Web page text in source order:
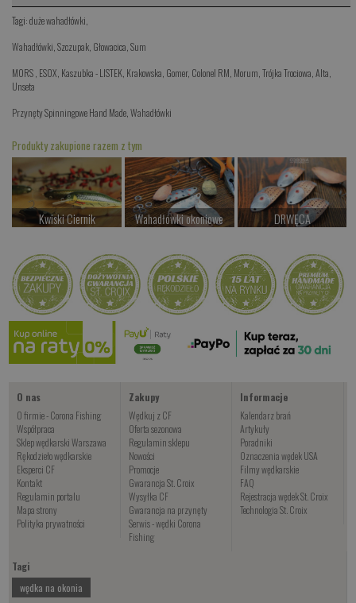
Tagi:duże wahadłówki
Wahadłówki ,Szczupak Głowacica ,Sum
MORS ESOX Kaszubka - LISTEK Krakowska Gomer, Colonel RM Morum ,Trójka Trociowa ,Alta
Unseta
Przynęty Spinningowe Hand Made ,Wahadłówki
Produkty zakupione razem z tym
Kwiski Ciernik
Kup teraz >
Wahadłówki okoniowe
Kup teraz >
DRWĘCA
Kup teraz >
Krakowska
od 22.00 PLN
Kup teraz >
O nas
O firmie - Corona Fishing
Współpraca
Sklep wędkarski Warszawa
Rękodzieło wędkarskie
Eksperci CF
Kontakt
Regulamin portalu
Mapa strony
Polityka prywatności
Zakupy
Wędkuj z CF
Oferta sezonowa
Regulamin sklepu
Nowości
Promocje
Gwarancja St. Croix
Wysyłka CF
Gwarancja na przynęty
Serwis - wędki Corona
Fishing
Informacje
Kalendarz brań
Artykuły
Poradniki
Oznaczenia wędek USA
Filmy wędkarskie
FAQ
Rejestracja wędek St. Croix
Technologia St. Croix
Tagi
wędka na okonia